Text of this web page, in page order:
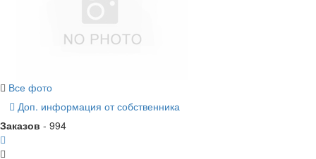
Все фото
Доп. информация от собственника
Заказов - 994